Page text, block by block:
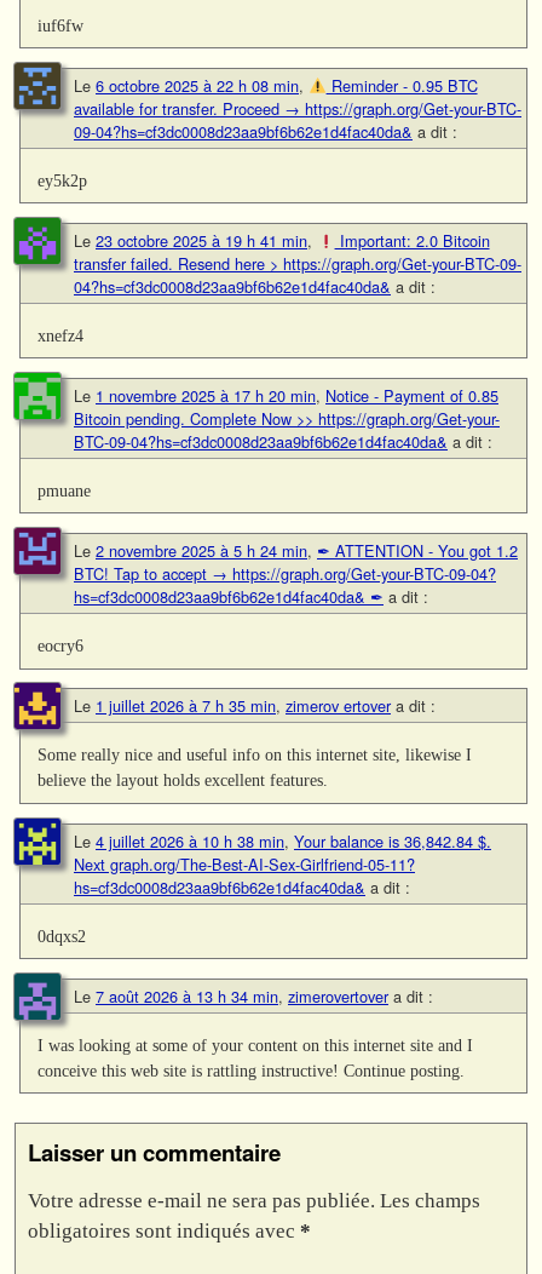
iuf6fw
Le 6 octobre 2025 à 22 h 08 min,
Reminder - 0.95 BTC
available for transfer. Proceed → https://graph.org/Get-your-BTC-
09-04?hs=cf3dc0008d23aa9bf6b62e1d4fac40da& a dit :
ey5k2p
Le 23 octobre 2025 à 19 h 41 min,
Important: 2.0 Bitcoin
transfer failed. Resend here > https://graph.org/Get-your-BTC-09-
04?hs=cf3dc0008d23aa9bf6b62e1d4fac40da& a dit :
xnefz4
Le 1 novembre 2025 à 17 h 20 min, Notice - Payment of 0.85
Bitcoin pending. Complete Now >> https://graph.org/Get-your-
BTC-09-04?hs=cf3dc0008d23aa9bf6b62e1d4fac40da& a dit :
pmuane
Le 2 novembre 2025 à 5 h 24 min, ✒ ATTENTION - You got 1.2
BTC! Tap to accept → https://graph.org/Get-your-BTC-09-04?
hs=cf3dc0008d23aa9bf6b62e1d4fac40da& ✒ a dit :
eocry6
Le 1 juillet 2026 à 7 h 35 min, zimerov ertover a dit :
Some really nice and useful info on this internet site, likewise I
believe the layout holds excellent features.
Le 4 juillet 2026 à 10 h 38 min, Your balance is 36,842.84 $.
Next graph.org/The-Best-AI-Sex-Girlfriend-05-11?
hs=cf3dc0008d23aa9bf6b62e1d4fac40da& a dit :
0dqxs2
Le 7 août 2026 à 13 h 34 min, zimerovertover a dit :
I was looking at some of your content on this internet site and I
conceive this web site is rattling instructive! Continue posting.
Laisser un commentaire
Votre adresse e-mail ne sera pas publiée. Les champs
obligatoires sont indiqués avec *